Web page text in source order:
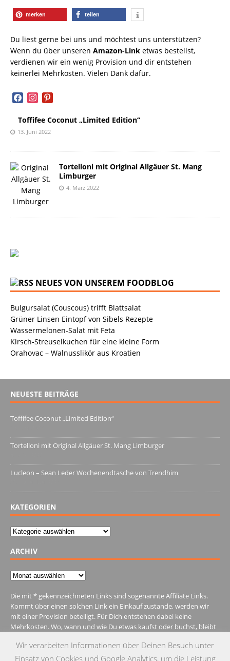
merken teilen
Du liest gerne bei uns und möchtest uns unterstützen?
Wenn du über unseren Amazon-Link etwas bestellst,
verdienen wir ein wenig Provision und dir entstehen
keinerlei Mehrkosten. Vielen Dank dafür.
facebookinstagram
pinterest
Toffifee Coconut „Limited Edition“
13. Juni 2022
Tortelloni mit Original Allgäuer St. Mang
Limburger
4. März 2022
NEUES VON UNSEREM FOODBLOG
Bulgursalat (Couscous) trifft Blattsalat
Grüner Linsen Eintopf von Sibels Rezepte
Wassermelonen-Salat mit Feta
Kirsch-Streuselkuchen für eine kleine Form
Orahovac – Walnusslikör aus Kroatien
NEUESTE BEITRÄGE
Toffifee Coconut „Limited Edition“
Tortelloni mit Original Allgäuer St. Mang Limburger
Lucleon – Sean Leder Wochenendtasche von Trendhim
KATEGORIEN
Kategorien
ARCHIV
Archiv
Die mit * gekennzeichneten Links sind sogenannte Affiliate Links.
Kommt über einen solchen Link ein Einkauf zustande, werden wir
mit einer Provision beteiligt. Für Dich entstehen dabei keine
Mehrkosten. Wo, wann und wie Du etwas kaufst oder buchst, bleibt
Wir verarbeiten Informationen über Deinen Besuch unter
Einsatz von Cookies und Google Analytics, um die Leistung